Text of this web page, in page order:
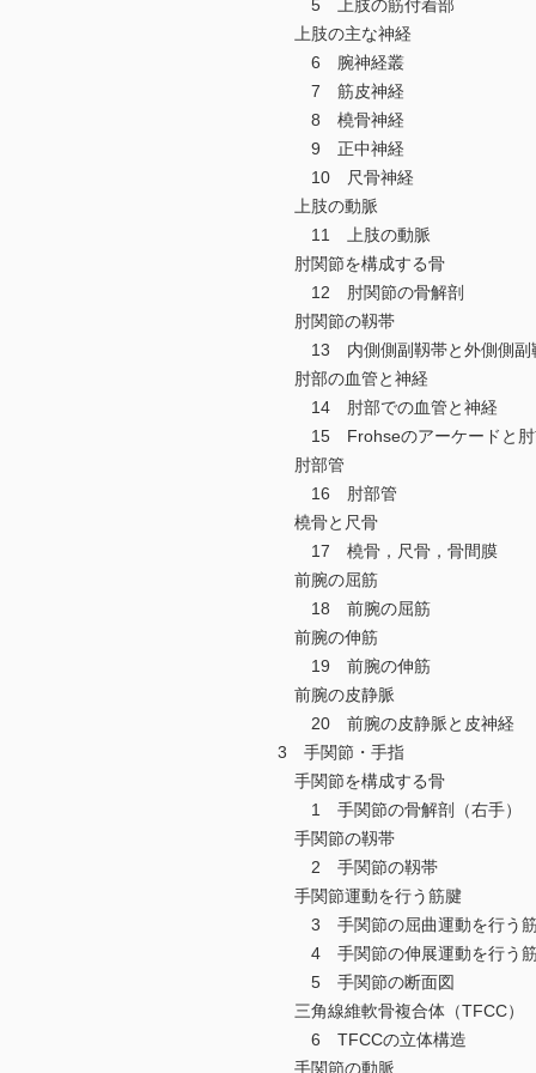
5 上肢の筋付着部
上肢の主な神経
6 腕神経叢
7 筋皮神経
8 橈骨神経
9 正中神経
10 尺骨神経
上肢の動脈
11 上肢の動脈
肘関節を構成する骨
12 肘関節の骨解剖
肘関節の靱帯
13 内側側副靱帯と外側側副
肘部の血管と神経
14 肘部での血管と神経
15 Frohseのアーケードと肘
肘部管
16 肘部管
橈骨と尺骨
17 橈骨，尺骨，骨間膜
前腕の屈筋
18 前腕の屈筋
前腕の伸筋
19 前腕の伸筋
前腕の皮静脈
20 前腕の皮静脈と皮神経
3 手関節・手指
手関節を構成する骨
1 手関節の骨解剖（右手）
手関節の靱帯
2 手関節の靱帯
手関節運動を行う筋腱
3 手関節の屈曲運動を行う
4 手関節の伸展運動を行う
5 手関節の断面図
三角線維軟骨複合体（TFCC）
6 TFCCの立体構造
手関節の動脈